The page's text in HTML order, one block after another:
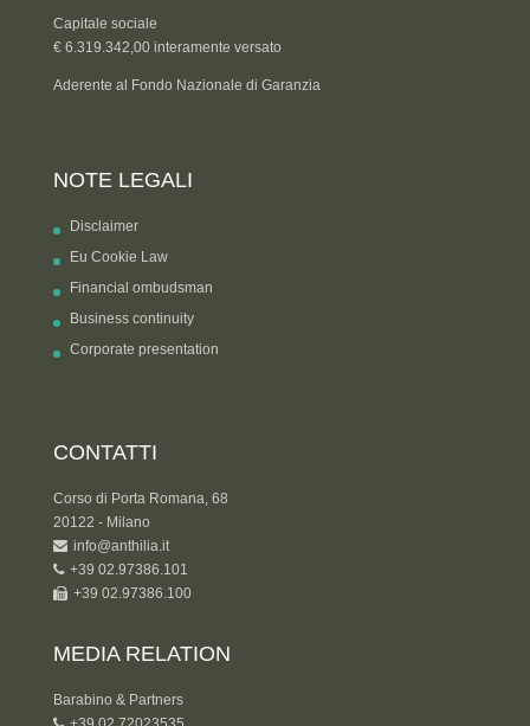
Capitale sociale
€ 6.319.342,00 interamente versato
Aderente al Fondo Nazionale di Garanzia
NOTE LEGALI
Disclaimer
Eu Cookie Law
Financial ombudsman
Business continuity
Corporate presentation
CONTATTI
Corso di Porta Romana, 68
20122 - Milano
info@anthilia.it
+39 02.97386.101
+39 02.97386.100
MEDIA RELATION
Barabino & Partners